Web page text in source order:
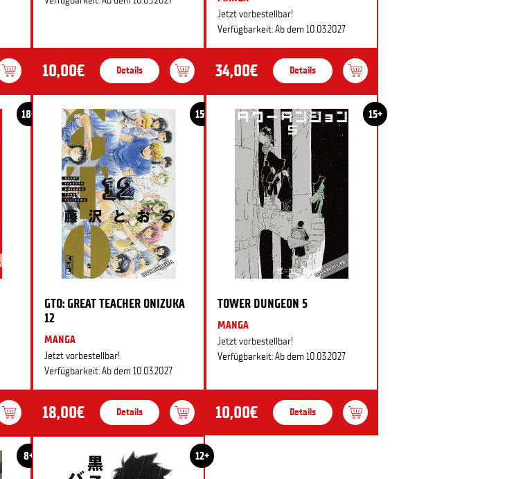
10,00€ Details
Jetzt vorbestellbar!
Verfügbarkeit: Ab dem 10.03.2027
34,00€ Details
18+ 15+
GTO: GREAT TEACHER ONIZUKA
12
MANGA
Jetzt vorbestellbar!
Verfügbarkeit: Ab dem 10.03.2027
18,00€ Details
15+
TOWER DUNGEON 5
MANGA
Jetzt vorbestellbar!
Verfügbarkeit: Ab dem 10.03.2027
10,00€ Details
8+ 12+